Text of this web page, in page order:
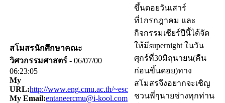
สโมสรนักศึกษาคณะ
วิศวกรรมศาสตร์ - 06/07/00
06:23:05
My
URL:http://www.eng.cmu.ac.th/~esc
My Email:entaneercmu@i-kool.com
ขึ้นดอยวันเสาร์
ที่1กรกฎาคม และ
กิจกรรมเชียร์ปีนี้ได้จัด
ให้มีsupernight ในวัน
ศุกร์ที่30มิถุนายน(คืน
ก่อนขึ้นดอย)ทาง
สโมสรจึงอยากจะเชิญ
ชวนพี่ๆนายช่างทุกท่าน